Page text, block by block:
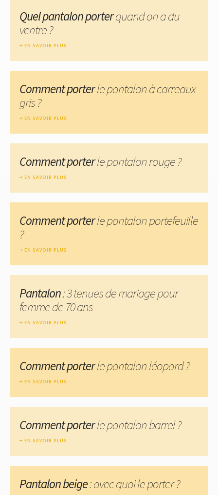
Quel pantalon porterquand on a du
ventre ?
EN SAVOIR PLUS
Comment porterle pantalon à carreaux
gris ?
EN SAVOIR PLUS
Comment porterle pantalon rouge ?
EN SAVOIR PLUS
Comment porterle pantalon portefeuille
?
EN SAVOIR PLUS
Pantalon: 3 tenues de mariage pour
femme de 70 ans
EN SAVOIR PLUS
Comment porterle pantalon léopard ?
EN SAVOIR PLUS
Comment porterle pantalon barrel ?
EN SAVOIR PLUS
Pantalon beige: avec quoi le porter ?